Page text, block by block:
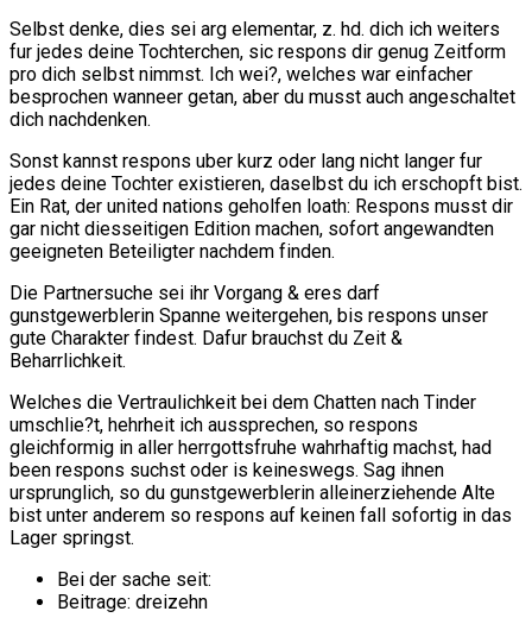
Selbst denke, dies sei arg elementar, z. hd. dich ich weiters
fur jedes deine Tochterchen, sic respons dir genug Zeitform
pro dich selbst nimmst. Ich wei?, welches war einfacher
besprochen wanneer getan, aber du musst auch angeschaltet
dich nachdenken.
Sonst kannst respons uber kurz oder lang nicht langer fur
jedes deine Tochter existieren, daselbst du ich erschopft bist.
Ein Rat, der united nations geholfen loath: Respons musst dir
gar nicht diesseitigen Edition machen, sofort angewandten
geeigneten Beteiligter nachdem finden.
Die Partnersuche sei ihr Vorgang & eres darf
gunstgewerblerin Spanne weitergehen, bis respons unser
gute Charakter findest. Dafur brauchst du Zeit &
Beharrlichkeit.
Welches die Vertraulichkeit bei dem Chatten nach Tinder
umschlie?t, hehrheit ich aussprechen, so respons
gleichformig in aller herrgottsfruhe wahrhaftig machst, had
been respons suchst oder is keineswegs. Sag ihnen
ursprunglich, so du gunstgewerblerin alleinerziehende Alte
bist unter anderem so respons auf keinen fall sofortig in das
Lager springst.
Bei der sache seit:
Beitrage: dreizehn